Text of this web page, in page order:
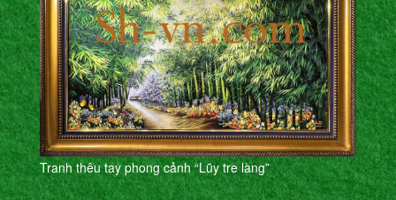
Tranh thêu tay phong cảnh “Lũy tre làng”